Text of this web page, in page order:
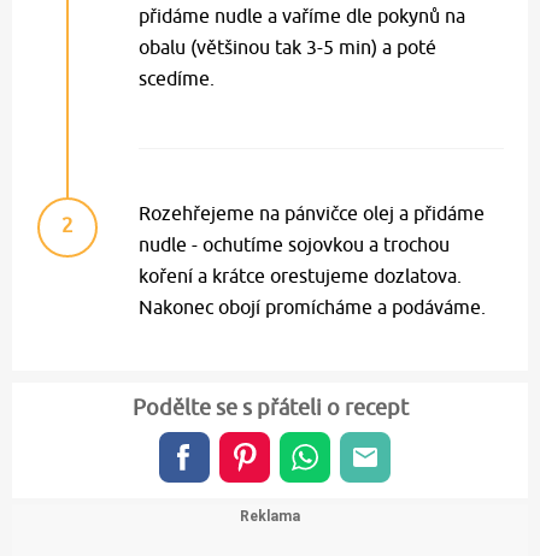
přidáme nudle a vaříme dle pokynů na
obalu (většinou tak 3-5 min) a poté
scedíme.
2
Rozehřejeme na pánvičce olej a přidáme
nudle - ochutíme sojovkou a trochou
koření a krátce orestujeme dozlatova.
Nakonec obojí promícháme a podáváme.
Podělte se s přáteli o recept